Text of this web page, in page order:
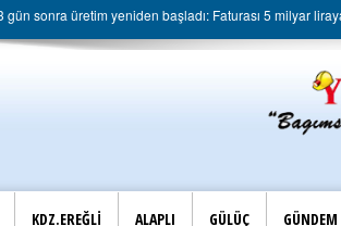
gün sonra üretim yeniden başladı: Faturası 5 milyar
KDZ.EREĞLİ ALAPLI GÜLÜÇ GÜNDEM